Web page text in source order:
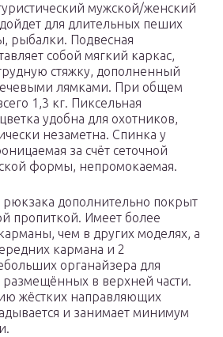
мужской/женский
для длительных пеших
рыбалки. Подвесная
собой мягкий каркас,
стяжку, дополненный
лямками. При общем
1,3 кг. Пиксельная
удобна для охотников,
незаметна. Спинка у
за счёт сеточной
формы, непромокаемая.
дополнительно покрыт
пропиткой. Имеет более
чем в других моделях, а
кармана и 2
органайзера для
в верхней части.
жёстких направляющих
и занимает минимум